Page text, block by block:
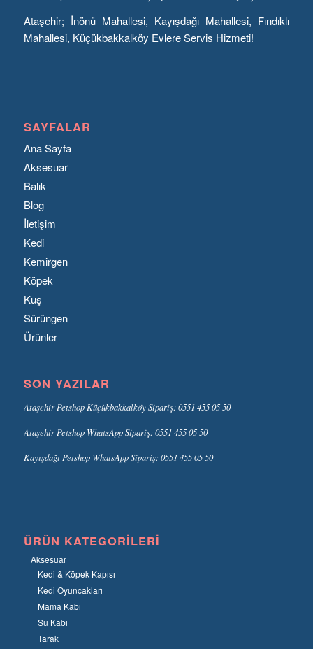
Ataşehir; İnönü Mahallesi, Kayışdağı Mahallesi, Fındıklı
Mahallesi, Küçükbakkalköy Evlere Servis Hizmeti!
SAYFALAR
Ana Sayfa
Aksesuar
Balık
Blog
İletişim
Kedi
Kemirgen
Köpek
Kuş
Sürüngen
Ürünler
SON YAZILAR
Ataşehir Petshop Küçükbakkalköy Sipariş: 0551 455 05 50
Ataşehir Petshop WhatsApp Sipariş: 0551 455 05 50
Kayışdağı Petshop WhatsApp Sipariş: 0551 455 05 50
ÜRÜN KATEGORILERI
Aksesuar
Kedi & Köpek Kapısı
Kedi Oyuncakları
Mama Kabı
Su Kabı
Tarak